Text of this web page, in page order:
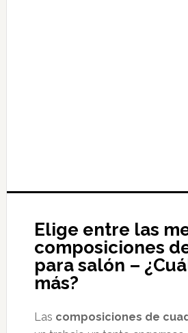
Elige entre las
composiciones
para salón –
más?
Las composiciones de